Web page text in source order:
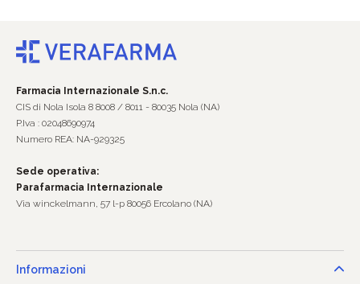
Farmacia Internazionale S.n.c.
CIS di Nola Isola 8 8008 / 8011 - 80035 Nola (NA)
P.Iva : 02048690974
Numero REA: NA-929325
Sede operativa:
Parafarmacia Internazionale
Via winckelmann, 57 l-p 80056 Ercolano (NA)
Informazioni